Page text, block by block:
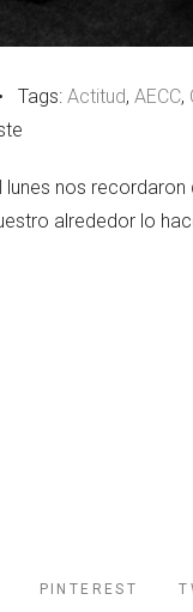
Tags: Actitud, AECC,
lunes nos
alrededor lo
PINTEREST